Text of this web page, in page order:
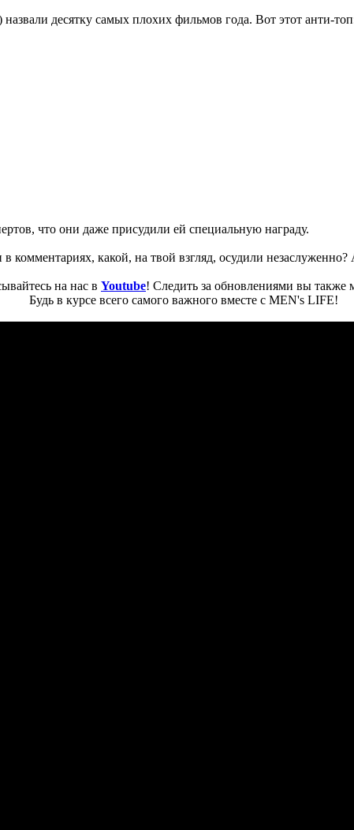
десятку самых плохих фильмов года. Вот этот анти-
что они даже присудили ей специальную награду.
какой, на твой взгляд, осудили
на нас в Youtube! Следить за обновлениями вы также
Будь в курсе всего самого важного вместе с MEN's LIFE!